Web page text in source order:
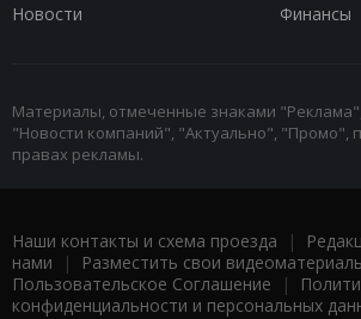
Новости
Финансы
Материалы, отмеченные знаками
"Новости компаний", "Актуально", "Промо",
правах рекламы.
Наши контакты и схема проезда |
нами | Разместить свои
Пользовательское Соглашение |
конфиденциальности и персональных